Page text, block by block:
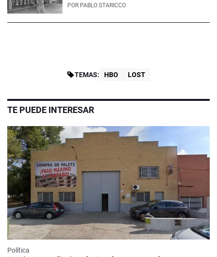
POR PABLO STARICCO
TEMAS: HBO LOST
TE PUEDE INTERESAR
Política